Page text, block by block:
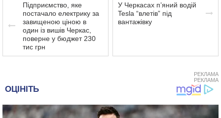
Підприємство, яке
постачало електрику за
завищеною ціною в
один із вишів Черкас,
поверне у бюджет 230
тис грн
У Черкасах п’яний водій
Tesla “влетів” під
вантажівку
РЕКЛАМА
РЕКЛАМА